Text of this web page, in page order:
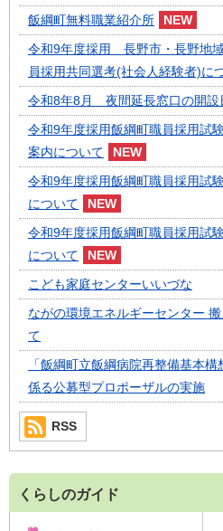
飯綱町無料職業紹介所
令和9年度採用 長野市・長野地
員採用共同選考(社会人経験者)に
令和8年8月 夜間延長窓口の開設
令和9年度採用飯綱町職員採用試
案内について
令和9年度採用飯綱町職員採用試
について
令和9年度採用飯綱町職員採用試
について
こども家庭センターいいづな
ながの環境エネルギーセンター
て
「飯綱町立飯綱病院再整備基本
係る公募型プロポーザルの実施
RSS
くらしのガイド